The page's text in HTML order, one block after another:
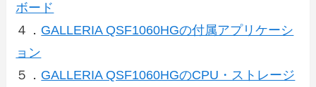
ボード
４． GALLERIA QSF1060HGの付属アプリケーシ
ョン
５． GALLERIA QSF1060HGのCPU・ストレージ